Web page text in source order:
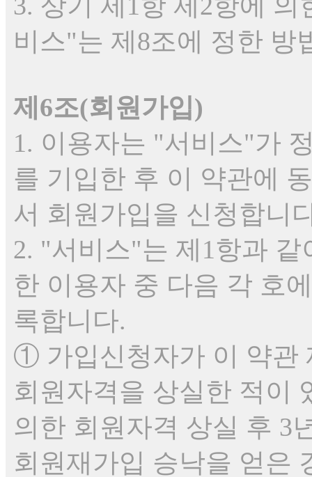
3. 상기 제1항 제2항에
비스"는 제8조에 정한 방
제6조(회원가입)
1. 이용자는 "서비스"가
를 기입한 후 이 약관에
서 회원가입을 신청합니
2. "서비스"는 제1항과
한 이용자 중 다음 각 호
록합니다.
① 가입신청자가 이 약관
회원자격을 상실한 적이
의한 회원자격 상실 후 3
회원재가입 승낙을 얻은